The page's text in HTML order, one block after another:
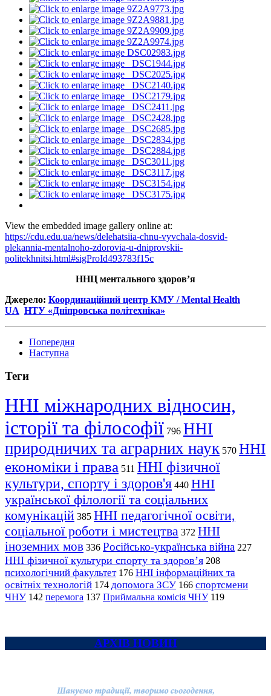
View the embedded image gallery online at:
https://cdu.edu.ua/news/delehatsiia-chnu-vyvchala-dosvid-
plekannia-mentalnoho-zdorovia-u-dniprovskii-
politekhnitsi.html#sigProId493783f15c
ННЦ ментального здоров’я
Джерело: Координаційний центр КМУ / Mental Health
UA НТУ «Дніпровська політехніка»
Попередня
Наступна
Теги
ННІ міжнародних відносин,
історії та філософії 796 ННІ
природничих та аграрних наук 570 ННІ
економіки і права 511 ННІ фізичної
культури, спорту і здоров'я 440 ННІ
української філології та соціальних
комунікацій 385 ННІ педагогічної освіти,
соціальної роботи і мистецтва 372 ННІ
іноземних мов 336 Російсько-українська війна 227
ННІ фізичної культури спорту та здоров’я 208
психологічний факультет 176 ННІ інформаційних та
освітніх технологій 174 допомога ЗСУ 166 спортсмени
ЧНУ 142 перемога 137 Приймальна комісія ЧНУ 119
АРХІВ НОВИН